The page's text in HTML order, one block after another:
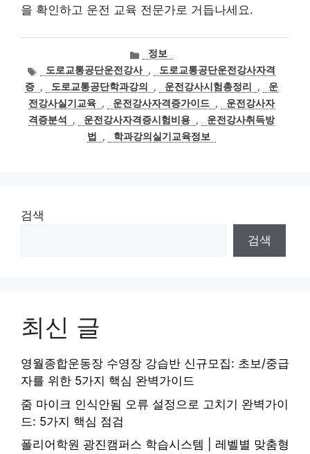
을 확인하고 운전 교육 전문가로 거듭나세요.
카
고
리
정보
태도로교통공단운전강사 ,
도로교통공단운전강사자격
증 , 도로교통공단학과강의 , 운전강사시험총정리 ,
운
전강사실기교육 , 운전강사자격증가이드 ,
운전강사자
격증분석
, 운전강사자격증시험비용 ,
운전강사취득방
법
, 학과강의실기교육정보
검색
검색
최신 글
영월종합운동장 수영장 강습반 신규모집: 초보/중급
자를 위한 5가지 핵심 완벽가이드
줌 마이크 인식안됨 오류 설정으로 고치기 완벽가이
드: 5가지 핵심 점검
폴리어학원 광진캠퍼스 학습시스템 | 레벨별 맞춤형